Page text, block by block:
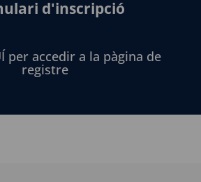
d'inscripció
per accedir a la pàgina de
registre